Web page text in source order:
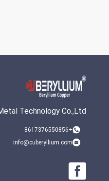
Technology Co.,Ltd.
+8617376550856
info@cuberyllium.com